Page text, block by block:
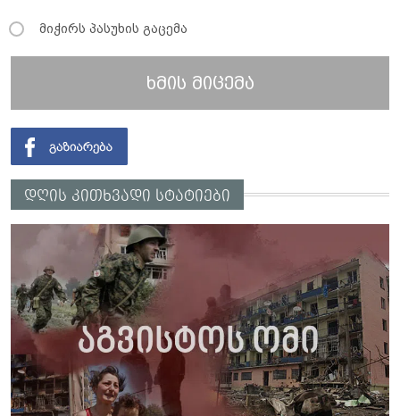
მიჭირს პასუხის გაცემა
ხმის მიცემა
დღის კითხვადი სტატიები